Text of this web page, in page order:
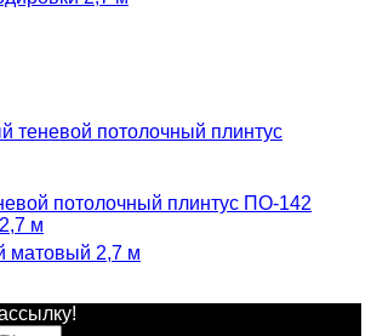
потолочный плинтус ПО-142
м